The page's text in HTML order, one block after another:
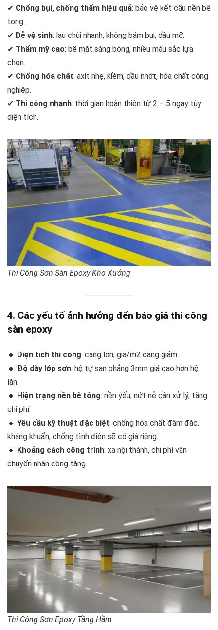
✔ Chống bụi, chống thấm hiệu quả: bảo vệ kết cấu nền bê
tông.
✔ Dễ vệ sinh: lau chùi nhanh, không bám bụi, dầu mỡ.
✔ Thẩm mỹ cao: bề mặt sáng bóng, nhiều màu sắc lựa
chọn.
✔ Chống hóa chất: axit nhẹ, kiềm, dầu nhớt, hóa chất công
nghiệp.
✔ Thi công nhanh: thời gian hoàn thiện từ 2 – 5 ngày tùy
diện tích.
Thi Công Sơn Sàn Epoxy Kho Xưởng
4. Các yếu tố ảnh hưởng đến báo giá thi công
sàn epoxy
🔸 Diện tích thi công: càng lớn, giá/m2 càng giảm.
🔸 Độ dày lớp sơn: hệ tự san phẳng 3mm giá cao hơn hệ
lăn.
🔸 Hiện trạng nền bê tông: nền yếu, nứt nẻ cần xử lý, tăng
chi phí.
🔸 Yêu cầu kỹ thuật đặc biệt: chống hóa chất đậm đặc,
kháng khuẩn, chống tĩnh điện sẽ có giá riêng.
🔸 Khoảng cách công trình: xa nội thành, chi phí vận
chuyển nhân công tăng.
Thi Công Sơn Epoxy Tầng Hầm